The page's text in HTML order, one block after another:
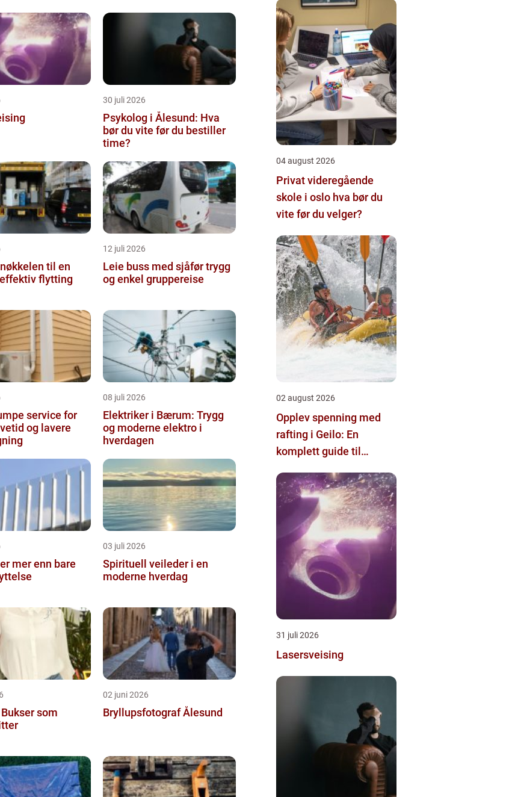
30 juli 2026
Psykolog i Ålesund: Hva
bør du vite før du bestiller
time?
flytting
12 juli 2026
Leie buss med sjåfør trygg
og enkel gruppereise
service for
og lavere
08 juli 2026
Elektriker i Bærum: Trygg
og moderne elektro i
hverdagen
03 juli 2026
Spirituell veileder i en
moderne hverdag
som
02 juni 2026
Bryllupsfotograf Ålesund
04 august 2026
Privat videregående
skole i oslo hva bør du
vite før du velger?
02 august 2026
Opplev spenning med
rafting i Geilo: En
komplett guide til
31 juli 2026
Lasersveising